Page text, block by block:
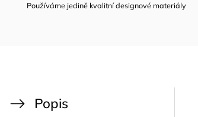
Používáme jedině kvalitní designové materiály
Popis